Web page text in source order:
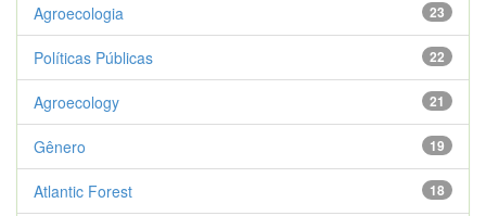
23
Agroecologia
22
Políticas Públicas
21
Agroecology
19
Gênero
18
Atlantic Forest